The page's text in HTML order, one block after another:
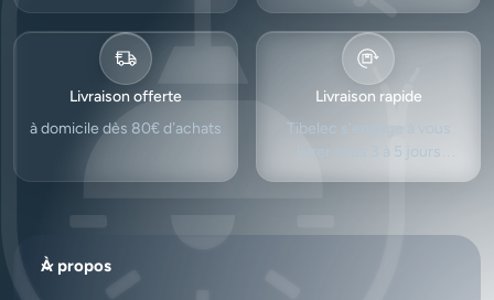
Livraison offerte
à domicile dès 80€ d’achats
Livraison rapide
Tibelec s'engage à vous
livrer sous 3 à 5 jours
À propos